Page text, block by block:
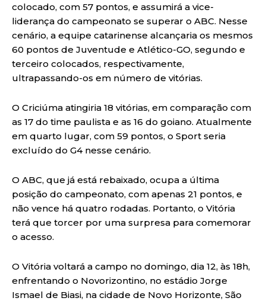
colocado, com 57 pontos, e assumirá a vice-
liderança do campeonato se superar o ABC. Nesse
cenário, a equipe catarinense alcançaria os mesmos
60 pontos de Juventude e Atlético-GO, segundo e
terceiro colocados, respectivamente,
ultrapassando-os em número de vitórias.
O Criciúma atingiria 18 vitórias, em comparação com
as 17 do time paulista e as 16 do goiano. Atualmente
em quarto lugar, com 59 pontos, o Sport seria
excluído do G4 nesse cenário.
O ABC, que já está rebaixado, ocupa a última
posição do campeonato, com apenas 21 pontos, e
não vence há quatro rodadas. Portanto, o Vitória
terá que torcer por uma surpresa para comemorar
o acesso.
O Vitória voltará a campo no domingo, dia 12, às 18h,
enfrentando o Novorizontino, no estádio Jorge
Ismael de Biasi, na cidade de Novo Horizonte, São